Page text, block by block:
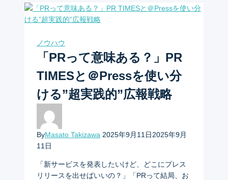
ゲ
ノウハウ
「PRって意味ある？」PR
TIMESと＠Pressを使い分
ける”超実践的”広報戦略
ByMasato Takizawa 2025年9月11日2025年9月
11日
「新サービスを発表したいけど、どこにプレス
リリースを出せばいいの？」「PRって結局、お